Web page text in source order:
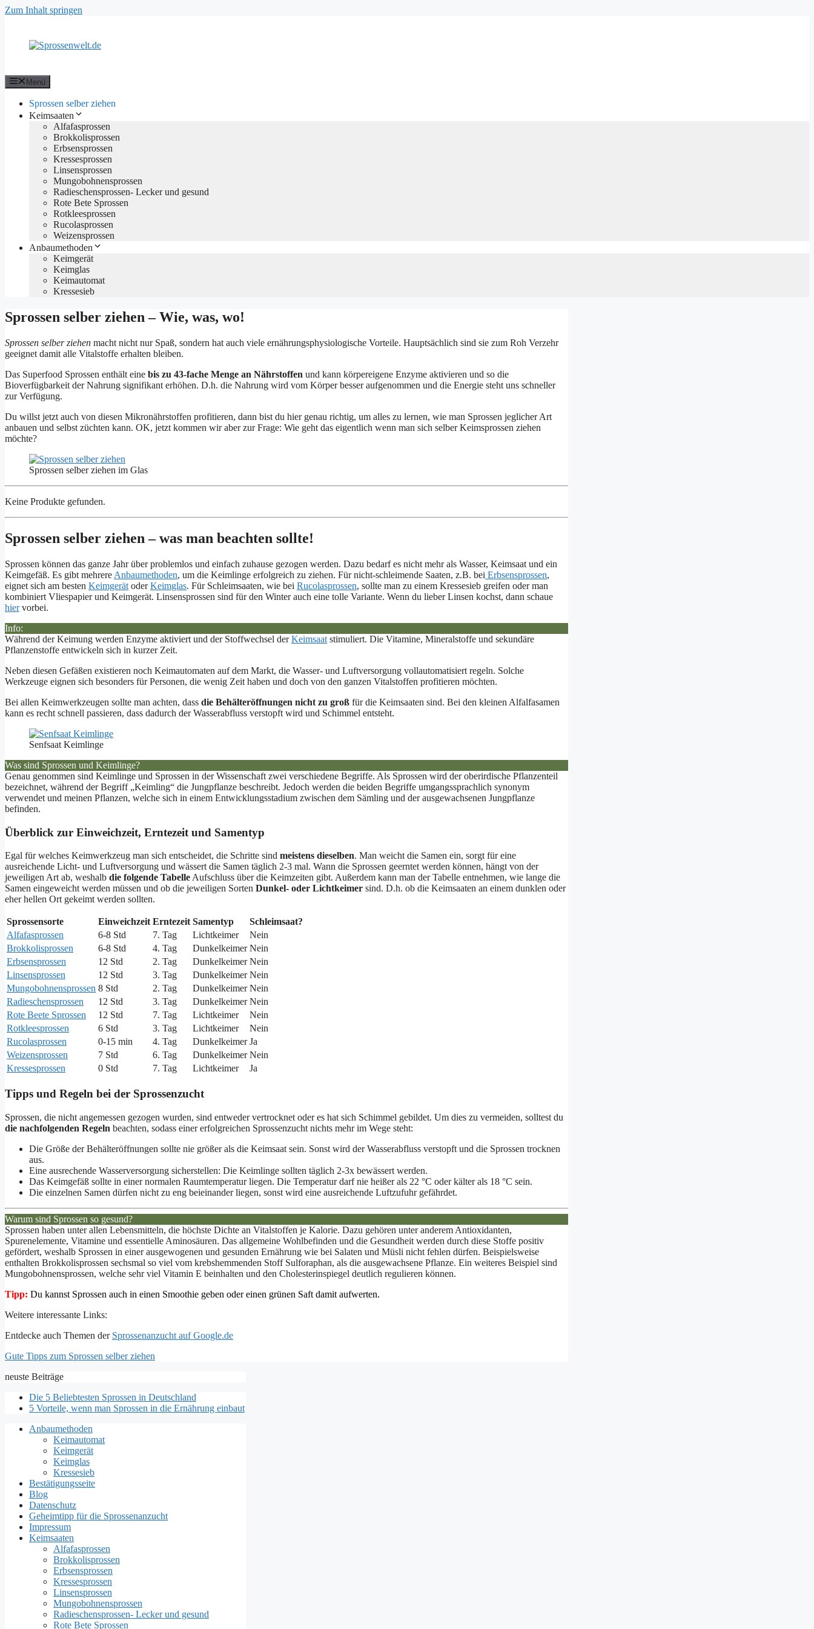
Zum Inhalt springen
Menü
Sprossen selber ziehen
Keimsaaten
Alfafasprossen
Brokkolisprossen
Erbsensprossen
Kressesprossen
Linsensprossen
Mungobohnensprossen
Radieschensprossen- Lecker und gesund
Rote Bete Sprossen
Rotkleesprossen
Rucolasprossen
Weizensprossen
Anbaumethoden
Keimgerät
Keimglas
Keimautomat
Kressesieb
Sprossen selber ziehen – Wie, was, wo!
Sprossen selber ziehen macht nicht nur Spaß, sondern hat auch viele ernährungsphysiologische Vorteile. Hauptsächlich sind sie zum Roh Verzehr
geeignet damit alle Vitalstoffe erhalten bleiben.
Das Superfood Sprossen enthält eine bis zu 43-fache Menge an Nährstoffen und kann körpereigene Enzyme aktivieren und so die
Bioverfügbarkeit der Nahrung signifikant erhöhen. D.h. die Nahrung wird vom Körper besser aufgenommen und die Energie steht uns schneller
zur Verfügung.
Du willst jetzt auch von diesen Mikronährstoffen profitieren, dann bist du hier genau richtig, um alles zu lernen, wie man Sprossen jeglicher Art
anbauen und selbst züchten kann. OK, jetzt kommen wir aber zur Frage: Wie geht das eigentlich wenn man sich selber Keimsprossen ziehen
möchte?
Sprossen selber ziehen im Glas
Keine Produkte gefunden.
Sprossen selber ziehen – was man beachten sollte!
Sprossen können das ganze Jahr über problemlos und einfach zuhause gezogen werden. Dazu bedarf es nicht mehr als Wasser, Keimsaat und ein
Keimgefäß. Es gibt mehrere Anbaumethoden, um die Keimlinge erfolgreich zu ziehen. Für nicht-schleimende Saaten, z.B. bei Erbsensprossen,
eignet sich am besten Keimgerät oderKeimglas. Für Schleimsaaten, wie bei Rucolasprossen, sollte man zu einem Kressesieb greifen oder man
kombiniert Vliespapier und Keimgerät. Linsensprossen sind für den Winter auch eine tolle Variante. Wenn du lieber Linsen kochst, dann schaue
hiervorbei.
Info:
Während der Keimung werden Enzyme aktiviert und der Stoffwechsel derKeimsaat stimuliert. Die Vitamine, Mineralstoffe und sekundäre
Pflanzenstoffe entwickeln sich in kurzer Zeit.
Neben diesen Gefäßen existieren noch Keimautomaten auf dem Markt, die Wasser- und Luftversorgung vollautomatisiert regeln. Solche
Werkzeuge eignen sich besonders für Personen, die wenig Zeit haben und doch von den ganzen Vitalstoffen profitieren möchten.
Bei allen Keimwerkzeugen sollte man achten, dass die Behälteröffnungen nicht zu groß für die Keimsaaten sind. Bei den kleinen Alfalfasamen
kann es recht schnell passieren, dass dadurch der Wasserabfluss verstopft wird und Schimmel entsteht.
Senfsaat Keimlinge
Was sind Sprossen und Keimlinge?
Genau genommen sind Keimlinge und Sprossen in der Wissenschaft zwei verschiedene Begriffe. Als Sprossen wird der oberirdische Pflanzenteil
bezeichnet, während der Begriff „Keimling“ die Jungpflanze beschreibt. Jedoch werden die beiden Begriffe umgangssprachlich synonym
verwendet und meinen Pflanzen, welche sich in einem Entwicklungsstadium zwischen dem Sämling und der ausgewachsenen Jungpflanze
befinden.
Überblick zur Einweichzeit, Erntezeit und Samentyp
Egal für welches Keimwerkzeug man sich entscheidet, die Schritte sind meistens dieselben. Man weicht die Samen ein, sorgt für eine
ausreichende Licht- und Luftversorgung und wässert die Samen täglich 2-3 mal. Wann die Sprossen geerntet werden können, hängt von der
jeweiligen Art ab, weshalb die folgende Tabelle Aufschluss über die Keimzeiten gibt. Außerdem kann man der Tabelle entnehmen, wie lange die
Samen eingeweicht werden müssen und ob die jeweiligen Sorten Dunkel- oder Lichtkeimer sind. D.h. ob die Keimsaaten an einem dunklen oder
eher hellen Ort gekeimt werden sollten.
Sprossensorte Einweichzeit Erntezeit Samentyp
Schleimsaat?
Alfafasprossen
6-8 Std 7. Tag Lichtkeimer
Nein
Brokkolisprossen
6-8 Std 4. Tag Dunkelkeimer Nein
Erbsensprossen
12 Std 2. Tag Dunkelkeimer Nein
Linsensprossen
12 Std 3. Tag Dunkelkeimer Nein
Mungobohnensprossen 8 Std 2. Tag Dunkelkeimer Nein
Radieschensprossen
12 Std 3. Tag Dunkelkeimer Nein
Rote Beete Sprossen
12 Std 7. Tag Lichtkeimer
Nein
Rotkleesprossen
6 Std 3. Tag Lichtkeimer
Nein
Rucolasprossen
0-15 min 4. Tag Dunkelkeimer Ja
Weizensprossen
7 Std 6. Tag Dunkelkeimer Nein
Kressesprossen
0 Std 7. Tag Lichtkeimer Ja
Tipps und Regeln bei der Sprossenzucht
Sprossen, die nicht angemessen gezogen wurden, sind entweder vertrocknet oder es hat sich Schimmel gebildet. Um dies zu vermeiden, solltest du
die nachfolgenden Regeln beachten, sodass einer erfolgreichen Sprossenzucht nichts mehr im Wege steht:
Die Größe der Behälteröffnungen sollte nie größer als die Keimsaat sein. Sonst wird der Wasserabfluss verstopft und die Sprossen trocknen
aus.
Eine ausrechende Wasserversorgung sicherstellen: Die Keimlinge sollten täglich 2-3x bewässert werden.
Das Keimgefäß sollte in einer normalen Raumtemperatur liegen. Die Temperatur darf nie heißer als 22 °C oder kälter als 18 °C sein.
Die einzelnen Samen dürfen nicht zu eng beieinander liegen, sonst wird eine ausreichende Luftzufuhr gefährdet.
Warum sind Sprossen so gesund?
Sprossen haben unter allen Lebensmitteln, die höchste Dichte an Vitalstoffen je Kalorie. Dazu gehören unter anderem Antioxidanten,
Spurenelemente, Vitamine und essentielle Aminosäuren. Das allgemeine Wohlbefinden und die Gesundheit werden durch diese Stoffe positiv
gefördert, weshalb Sprossen in einer ausgewogenen und gesunden Ernährung wie bei Salaten und Müsli nicht fehlen dürfen. Beispielsweise
enthalten Brokkolisprossen sechsmal so viel vom krebshemmenden Stoff Sulforaphan, als die ausgewachsene Pflanze. Ein weiteres Beispiel sind
Mungobohnensprossen, welche sehr viel Vitamin E beinhalten und den Cholesterinspiegel deutlich regulieren können.
Tipp: Du kannst Sprossen auch in einen Smoothie geben oder einen grünen Saft damit aufwerten.
Weitere interessante Links:
Entdecke auch Themen der Sprossenanzucht auf Google.de
Gute Tipps zum Sprossen selber ziehen
neuste Beiträge
Die 5 Beliebtesten Sprossen in Deutschland
5 Vorteile, wenn man Sprossen in die Ernährung einbaut
Anbaumethoden
Keimautomat
Keimgerät
Keimglas
Kressesieb
Bestätigungsseite
Blog
Datenschutz
Geheimtipp für die Sprossenanzucht
Impressum
Keimsaaten
Alfafasprossen
Brokkolisprossen
Erbsensprossen
Kressesprossen
Linsensprossen
Mungobohnensprossen
Radieschensprossen- Lecker und gesund
Rote Bete Sprossen